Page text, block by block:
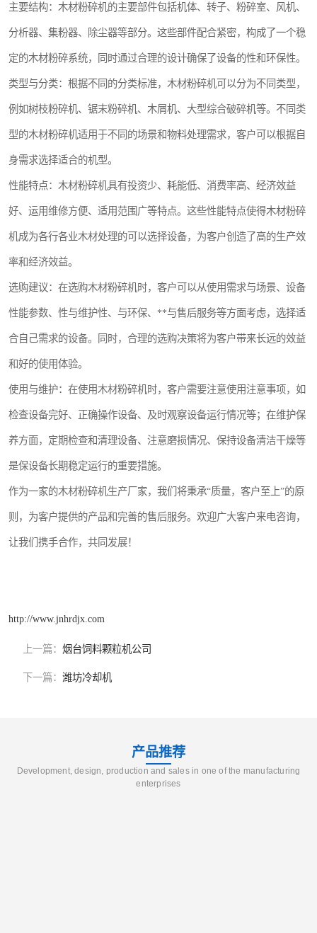
主要结构：木材粉碎机的主要部件包括机体、转子、粉碎室、风机、
分析器、集粉器、除尘器等部分。这些部件配合紧密，构成了一个稳
定的木材粉碎系统，同时通过合理的设计确保了设备的性和环保性。
类型与分类：根据不同的分类标准，木材粉碎机可以分为不同类型，
例如树枝粉碎机、锯末粉碎机、木屑机、大型综合破碎机等。不同类
型的木材粉碎机适用于不同的场景和物料处理需求，客户可以根据自
身需求选择适合的机型。
性能特点：木材粉碎机具有投资少、耗能低、消费率高、经济效益
好、运用维修方便、适用范围广等特点。这些性能特点使得木材粉碎
机成为各行各业木材处理的可以选择设备，为客户创造了高的生产效
率和经济效益。
选购建议：在选购木材粉碎机时，客户可以从使用需求与场景、设备
性能参数、性与维护性、与环保、**与售后服务等方面考虑，选择适
合自己需求的设备。同时，合理的选购决策将为客户带来长远的效益
和好的使用体验。
使用与维护：在使用木材粉碎机时，客户需要注意使用注意事项，如
检查设备完好、正确操作设备、及时观察设备运行情况等；在维护保
养方面，定期检查和清理设备、注意磨损情况、保持设备清洁干燥等
是保设备长期稳定运行的重要措施。
作为一家的木材粉碎机生产厂家，我们将秉承“质量，客户至上”的原
则，为客户提供的产品和完善的售后服务。欢迎广大客户来电咨询，
让我们携手合作，共同发展！
http://www.jnhrdjx.com
上一篇： 烟台饲料颗粒机公司
下一篇： 潍坊冷却机
产品推荐
Development, design, production and sales in one of the manufacturing
enterprises